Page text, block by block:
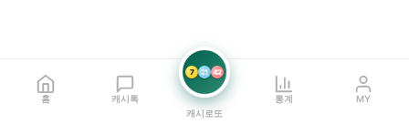
홈 캐시톡
7 21 42
캐시로또
통계 MY